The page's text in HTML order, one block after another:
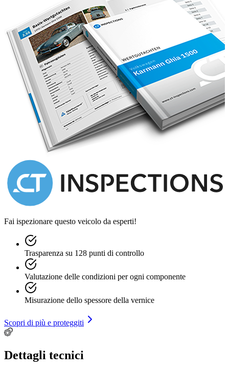
Fai ispezionare questo veicolo da esperti!
Trasparenza su 128 punti di controllo
Valutazione delle condizioni per ogni componente
Misurazione dello spessore della vernice
Scopri di più e proteggiti
Dettagli tecnici